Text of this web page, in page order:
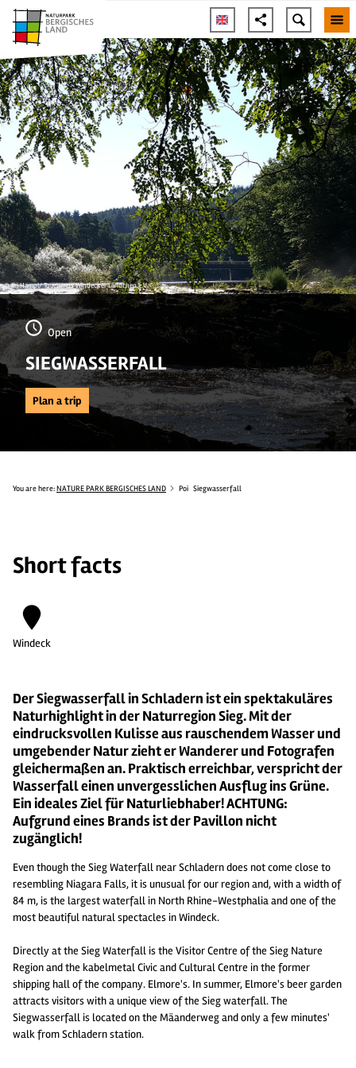
© Jiri Hampl/ Tourismus Windecker Ländchen e.V.
Open
SIEGWASSERFALL
Plan a trip
You are here: NATURE PARK BERGISCHES LAND Poi Siegwasserfall
Short facts
Windeck
Der Siegwasserfall in Schladern ist ein spektakuläres
Naturhighlight in der Naturregion Sieg. Mit der
eindrucksvollen Kulisse aus rauschendem Wasser und
umgebender Natur zieht er Wanderer und Fotografen
gleichermaßen an. Praktisch erreichbar, verspricht der
Wasserfall einen unvergesslichen Ausflug ins Grüne.
Ein ideales Ziel für Naturliebhaber! ACHTUNG:
Aufgrund eines Brands ist der Pavillon nicht
zugänglich!
Even though the Sieg Waterfall near Schladern does not come close to
resembling Niagara Falls, it is unusual for our region and, with a width of
84 m, is the largest waterfall in North Rhine-Westphalia and one of the
most beautiful natural spectacles in Windeck.
Directly at the Sieg Waterfall is the Visitor Centre of the Sieg Nature
Region and the kabelmetal Civic and Cultural Centre in the former
shipping hall of the company. Elmore's. In summer, Elmore's beer garden
attracts visitors with a unique view of the Sieg waterfall. The
Siegwasserfall is located on the Mäanderweg and only a few minutes'
walk from Schladern station.